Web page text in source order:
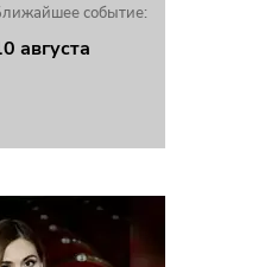
событие:
августа